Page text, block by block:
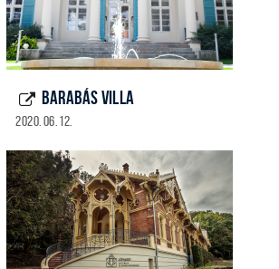
BARABÁS VILLA
2020. 06. 12.